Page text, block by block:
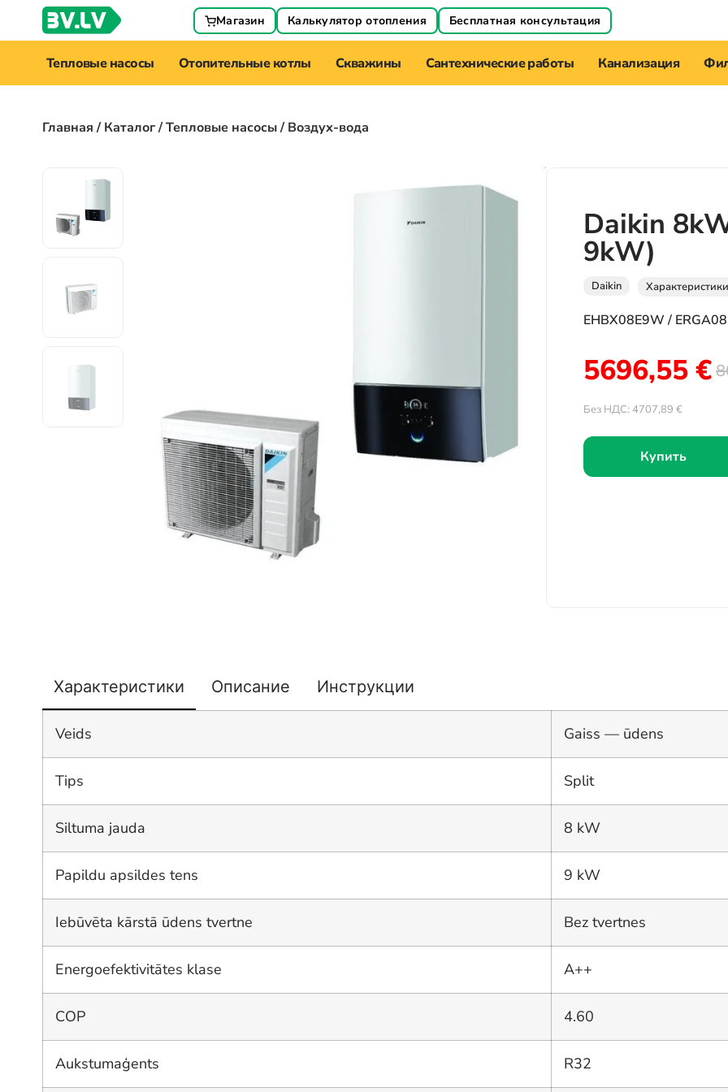
Магазин Калькулятор отопления Бесплатная консультация
Тепловые насосы Отопительные котлы Скважины Сантехнические работы Канализация
Главная/Каталог/Тепловые насосы/ Воздух-вода
Daikin
9kW)
Daikin Характеристики
EHBX08E9W /
5696,55€
Без НДС: 4707,89 €
Купить
Характеристики Описание Инструкции
Veids Gaiss — ūdens
Tips Split
Siltuma jauda 8 kW
Papildu apsildes tens 9 kW
Iebūvēta kārstā ūdens tvertne Bez tvertnes
Energoefektivitātes klase A++
COP 4.60
Aukstumaģents R32